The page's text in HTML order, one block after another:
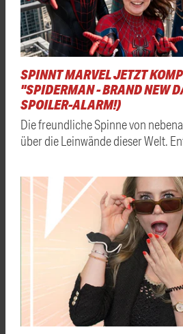
SPINNT MARVEL JETZT
"SPIDERMAN - BRAND NEW
SPOILER-ALARM!)
Die freundliche Spinne von
über die Leinwände dieser Welt.